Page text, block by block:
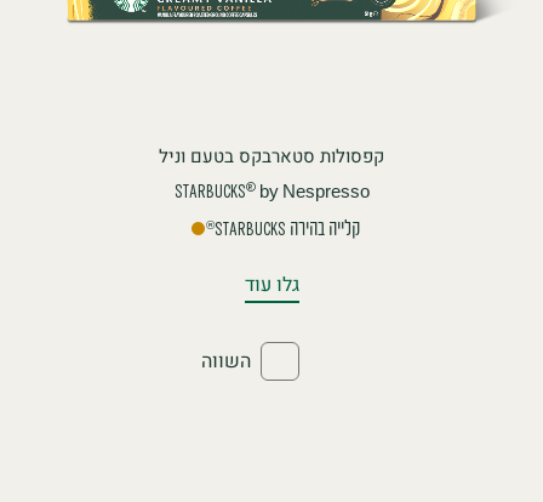
קפסולות סטארבקס בטעם וניל
STARBUCKS®by Nespresso
®STARBUCKS קלייה בהירה
גלו עוד
השווה